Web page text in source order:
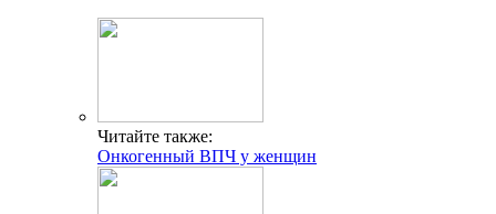
Читайте также:
Онкогенный ВПЧ у женщин